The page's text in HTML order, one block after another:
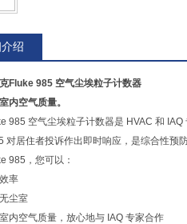
绍
Fluke 985 空气尘埃粒子计数器
内空气质量。
985 空气尘埃粒子计数器是 HVAC 和
对居住者投诉作出即时响应，是综合性预
985，您可以：
率
尘室
内空气质量，放心地与 IAQ 专家合作